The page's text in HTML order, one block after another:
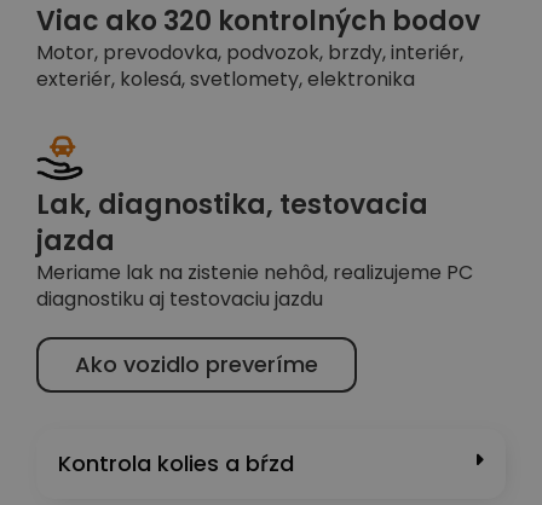
Viac ako 320 kontrolných bodov
Motor, prevodovka, podvozok, brzdy, interiér,
exteriér, kolesá, svetlomety, elektronika
Lak, diagnostika, testovacia
jazda
Meriame lak na zistenie nehôd, realizujeme PC
diagnostiku aj testovaciu jazdu
Ako vozidlo preveríme
Kontrola kolies a bŕzd